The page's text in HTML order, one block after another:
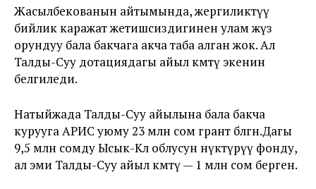
Жасылбекованын айтымында, жергиликтүү
бийлик каражат жетишсиздигинен улам жүз
орундуу бала бакчага акча таба алган жок. Ал
Талды-Суу дотациядагы айыл өкмөтү экенин
белгиледи.
Натыйжада Талды-Суу айылына бала бакча
курууга АРИС уюму 23 млн сом грант бөлгөн.Дагы
9,5 млн сомду Ысык-Көл облусун өнүктүрүү фонду,
ал эми Талды-Суу айыл өкмөтү — 1 млн сом берген.